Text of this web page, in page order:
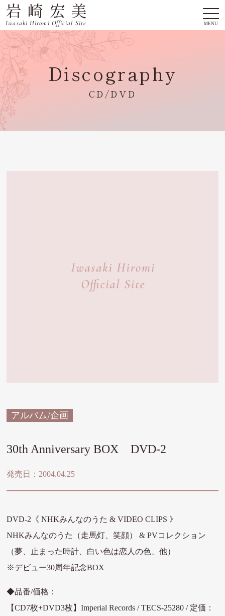
岩崎宏美
Iwasaki Hiromi Official Site MENU
Discography
CD/DVD
アルバム/企画
30th Anniversary BOX DVD-2
発売日：2004.04.25
DVD-2 《NHKみんなのうた & VIDEO CLIPS 》
NHKみんなのうた（走馬灯、笑顔） & PVコレクション
（夢、止まった時計、白い色は恋人の色、他）
※デビュー30周年記念BOX
◆品番/価格：
【CD7枚+DVD3枚】Imperial Records / TECS-25280 / 定価：